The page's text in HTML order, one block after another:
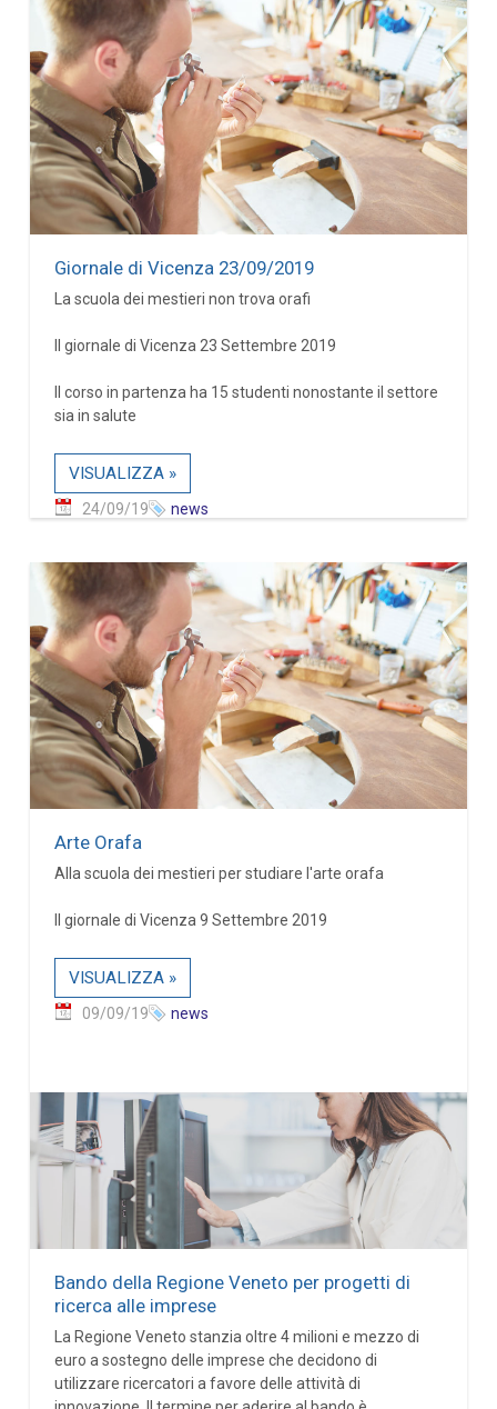
Giornale di Vicenza 23/09/2019
La scuola dei mestieri non trova orafi
Il giornale di Vicenza 23 Settembre 2019
Il corso in partenza ha 15 studenti nonostante il settore
sia in salute
VISUALIZZA »
24/09/19 news
Arte Orafa
Alla scuola dei mestieri per studiare l'arte orafa
Il giornale di Vicenza 9 Settembre 2019
VISUALIZZA »
09/09/19 news
Bando della Regione Veneto per progetti di
ricerca alle imprese
La Regione Veneto stanzia oltre 4 milioni e mezzo di
euro a sostegno delle imprese che decidono di
utilizzare ricercatori a favore delle attività di